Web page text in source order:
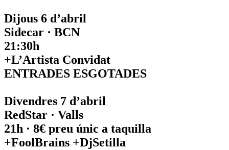
Dijous 6 d’abril
Sidecar · BCN
21:30h
+L’Artista Convidat
ENTRADES ESGOTADES
Divendres 7 d’abril
RedStar · Valls
21h · 8€ preu únic a taquilla
+FoolBrains +DjSetilla